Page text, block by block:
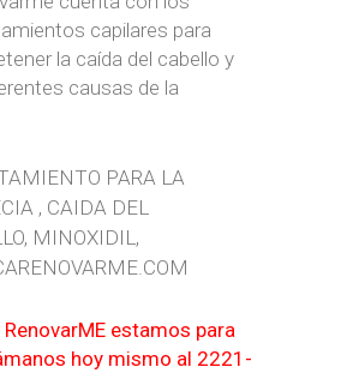
capilares para
la caída del cabello y
causas de la
estamos para
hoy mismo al 2221-